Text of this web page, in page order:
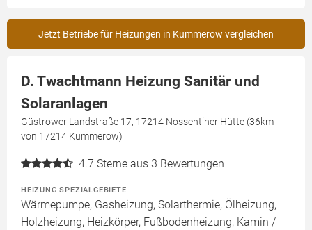
Jetzt Betriebe für Heizungen in Kummerow vergleichen
D. Twachtmann Heizung Sanitär und
Solaranlagen
Güstrower Landstraße 17, 17214 Nossentiner Hütte (36km
von 17214 Kummerow)
4.7 Sterne aus 3 Bewertungen
HEIZUNG SPEZIALGEBIETE
Wärmepumpe, Gasheizung, Solarthermie, Ölheizung,
Holzheizung, Heizkörper, Fußbodenheizung, Kamin /